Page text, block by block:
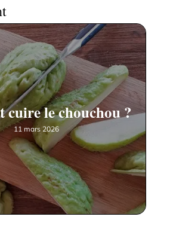
cuire le chouchou ?
11 mars 2026